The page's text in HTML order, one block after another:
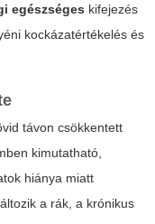
egészséges kifejezés
kockázatértékelés és
távon csökkentett
kimutatható,
hiánya miatt
a rák, a krónikus